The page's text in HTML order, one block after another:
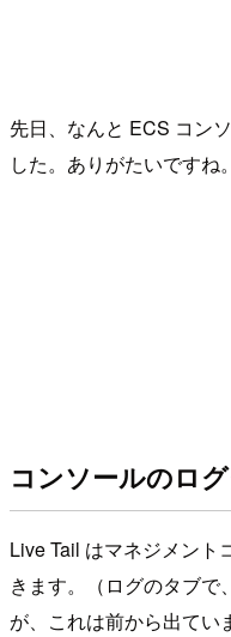
先日、なんと ECS コン
した。ありがたいですね
コンソールのロ
Live Tail はマネジメント
きます。（ログのタブで
が、これは前から出てい